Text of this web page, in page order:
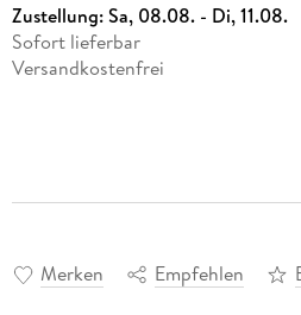
Zustellung:Sa, 08.08. - Di, 11.08.
Sofort lieferbar
Versandkostenfrei
Merken Empfehlen